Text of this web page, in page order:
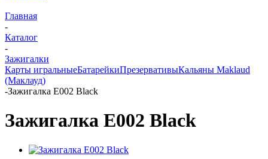
Главная
-
Каталог
-
Зажигалки
Карты игральныеБатарейкиПрезервативыКальяны Maklaud
(Маклауд)
-Зажигалка E002 Black
Зажигалка E002 Black